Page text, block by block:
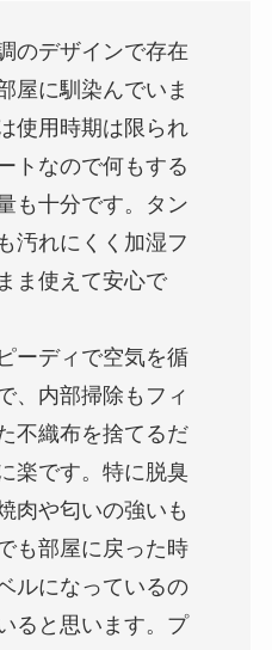
のデザインで存在
屋に馴染んでいま
使用時期は限られ
トなので何もする
も十分です。タン
汚れにくく加湿フ
ま使えて安心で
ーディで空気を循
、内部掃除もフィ
不織布を捨てるだ
楽です。特に脱臭
肉や匂いの強いも
も部屋に戻った時
ルになっているの
ると思います。プ